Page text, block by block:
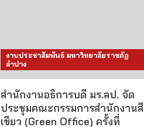
งานประชาสัมพันธ์ มหาวิทยาลัยราชภัฏ
ลำปาง
สำนักงานอธิการบดี มร.ลป. จัด
ประชุมคณะกรรมการสำนักงานสี
เขียว (Green Office) ครั้งที่